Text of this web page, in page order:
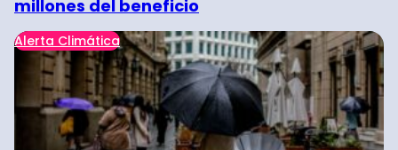
millones del beneficio
Alerta Climática